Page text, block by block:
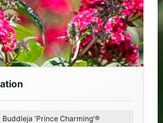
Buddleja 'Prince Charming'®